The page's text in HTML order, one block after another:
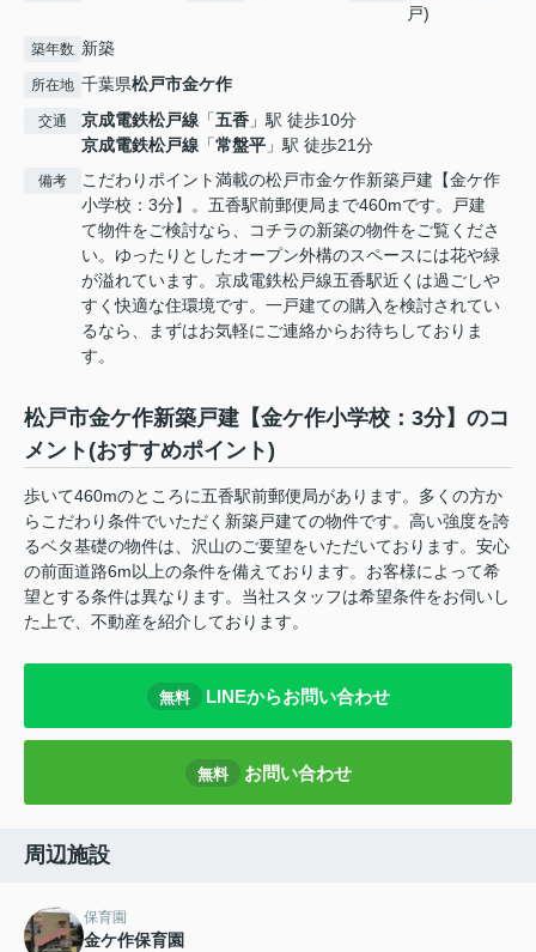
戸)
築年数 新築
所在地 千葉県松戸市金ケ作
交通 京成電鉄松戸線 「五香 」駅 徒歩10分
京成電鉄松戸線 「常盤平 」駅 徒歩21分
備考
こだわりポイント満載の松戸市金ケ作新築戸建【金ケ作
小学校：3分】。五香駅前郵便局まで460mです。戸建
て物件をご検討なら、コチラの新築の物件をご覧くださ
い。ゆったりとしたオープン外構のスペースには花や緑
が溢れています。京成電鉄松戸線五香駅近くは過ごしや
すく快適な住環境です。一戸建ての購入を検討されてい
るなら、まずはお気軽にご連絡からお待ちしておりま
す。
松戸市金ケ作新築戸建【金ケ作小学校：3分】のコ
メント(おすすめポイント)
歩いて460mのところに五香駅前郵便局があります。多くの方か
らこだわり条件でいただく新築戸建ての物件です。高い強度を誇
るベタ基礎の物件は、沢山のご要望をいただいております。安心
の前面道路6m以上の条件を備えております。お客様によって希
望とする条件は異なります。当社スタッフは希望条件をお伺いし
た上で、不動産を紹介しております。
無料 LINEからお問い合わせ
無料 お問い合わせ
周辺施設
保育園
金ケ作保育園